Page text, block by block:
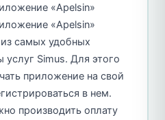
«Apelsin»
«Apelsin»
самых удобных
услуг Simus. Для этого
приложение на свой
в нем.
производить оплату